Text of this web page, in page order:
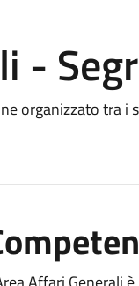
-
organizzato tra i